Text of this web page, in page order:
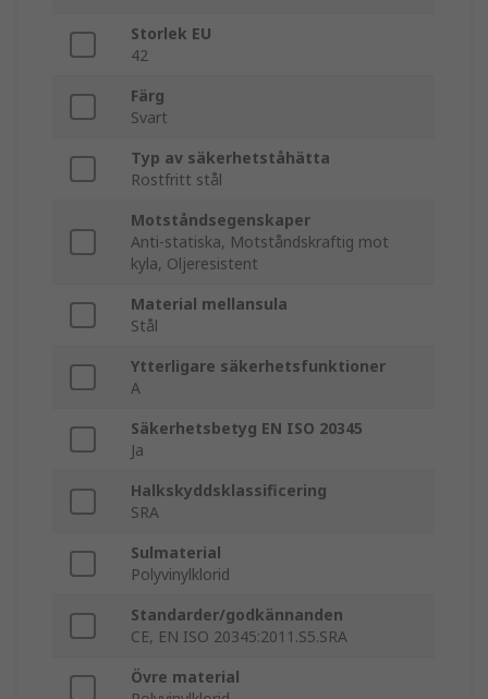
Storlek EU
42
Färg
Svart
Typ av säkerhetståhätta
Rostfritt stål
Motståndsegenskaper
Anti-statiska, Motståndskraftig mot
kyla, Oljeresistent
Material mellansula
Stål
Ytterligare säkerhetsfunktioner
A
Säkerhetsbetyg EN ISO 20345
Ja
Halkskyddsklassificering
SRA
Sulmaterial
Polyvinylklorid
Standarder/godkännanden
CE, EN ISO 20345:2011.S5.SRA
Övre material